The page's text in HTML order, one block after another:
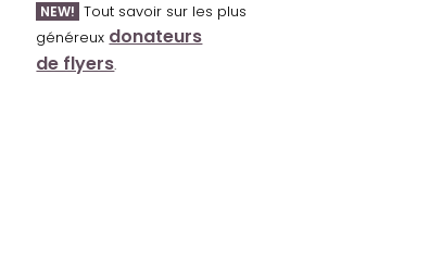
NEW! Tout savoir sur les plus
généreux donateurs
de flyers.